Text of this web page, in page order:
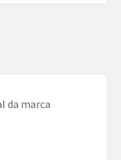
da marca